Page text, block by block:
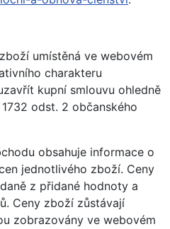
umístěná ve webovém
charakteru
kupní smlouvu ohledně
odst. 2 občanského
obsahuje informace o
jednotlivého zboží. Ceny
z přidané hodnoty a
Ceny zboží zůstávají
zobrazovány ve webovém